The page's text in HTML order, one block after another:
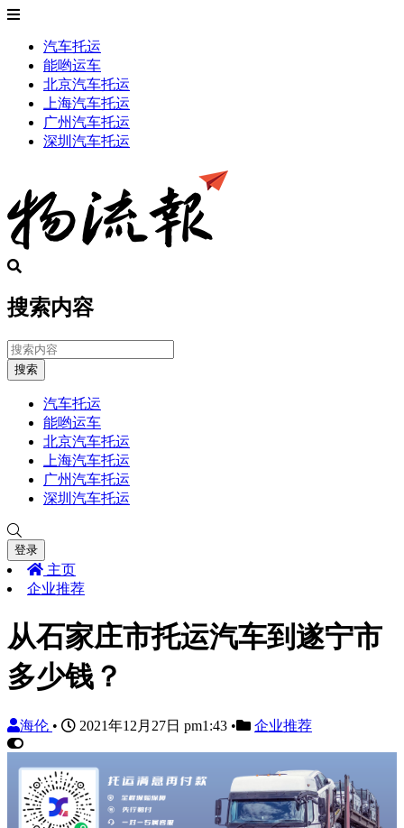
汽车托运
能哟运车
北京汽车托运
上海汽车托运
广州汽车托运
深圳汽车托运
搜索内容
搜索
汽车托运
能哟运车
北京汽车托运
上海汽车托运
广州汽车托运
深圳汽车托运
登录
主页
企业推荐
从石家庄市托运汽车到遂宁市
多少钱？
海伦 • 2021年12月27日 pm1:43 • 企业推荐